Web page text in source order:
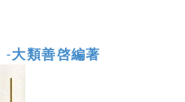
-大類善啓編著